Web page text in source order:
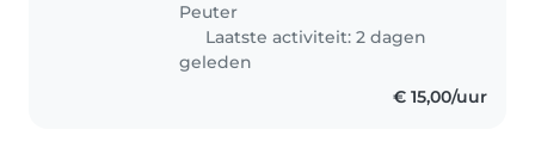
Peuter
Laatste activiteit: 2 dagen
geleden
€ 15,00/uur